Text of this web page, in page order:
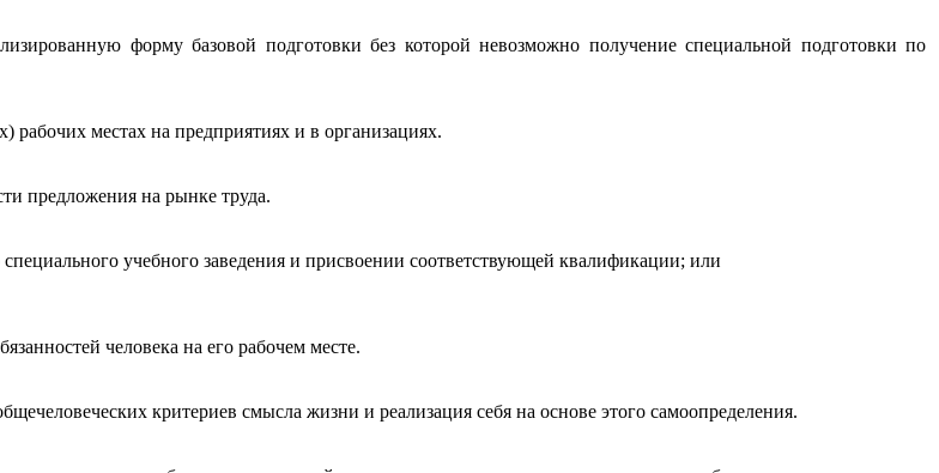
форму базовой подготовки без которой невозможно получение специальной подготовки по
местах на предприятиях и в организациях.
предложения на рынке труда.
учебного заведения и присвоении соответствующей квалификации; или
человека на его рабочем месте.
критериев смысла жизни и реализация себя на основе этого самоопределения.